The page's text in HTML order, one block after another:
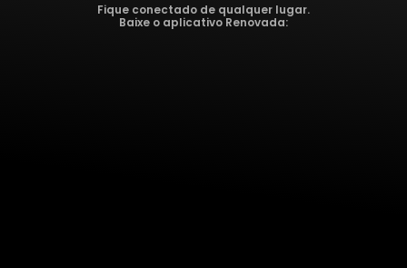
Fique conectado de qualquer lugar.
Baixe o aplicativo Renovada: